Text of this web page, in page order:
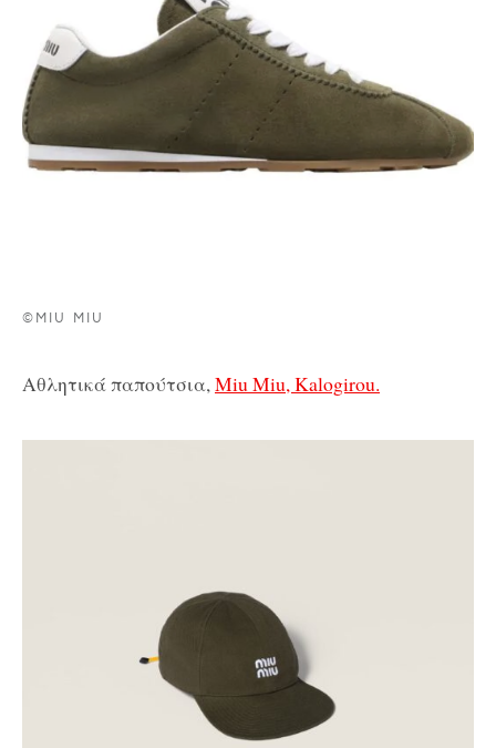
©MIU MIU
Αθλητικά παπούτσια,Miu Miu, Kalogirou.